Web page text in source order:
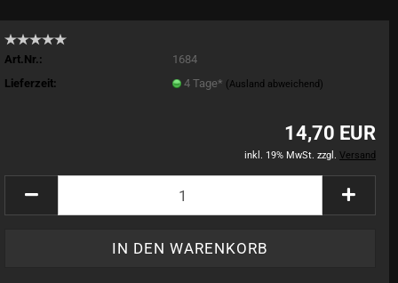
Art.Nr.:
1684
Lieferzeit:
4 Tage* (Ausland abweichend)
14,70 EUR
inkl. 19% MwSt. zzgl. Versand